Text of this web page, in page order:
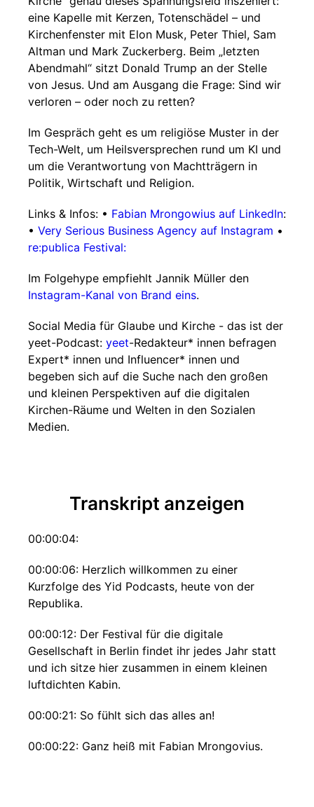
eine Kapelle mit Kerzen, Totenschädel – und
Kirchenfenster mit Elon Musk, Peter Thiel, Sam
Altman und Mark Zuckerberg. Beim „letzten
Abendmahl“ sitzt Donald Trump an der Stelle
von Jesus. Und am Ausgang die Frage: Sind wir
verloren – oder noch zu retten?
Im Gespräch geht es um religiöse Muster in der
Tech-Welt, um Heilsversprechen rund um KI und
um die Verantwortung von Machtträgern in
Politik, Wirtschaft und Religion.
Links & Infos: • Fabian Mrongowius auf LinkedIn:
• Very Serious Business Agency auf Instagram •
re:publica Festival:
Im Folgehype empfiehlt Jannik Müller den
Instagram-Kanal von Brand eins.
Social Media für Glaube und Kirche - das ist der
yeet-Podcast: yeet-Redakteur* innen befragen
Expert* innen und Influencer* innen und
begeben sich auf die Suche nach den großen
und kleinen Perspektiven auf die digitalen
Kirchen-Räume und Welten in den Sozialen
Medien.
Transkript anzeigen
00:00:04:
00:00:06: Herzlich willkommen zu einer
Kurzfolge des Yid Podcasts, heute von der
Republika.
00:00:12: Der Festival für die digitale
Gesellschaft in Berlin findet ihr jedes Jahr statt
und ich sitze hier zusammen in einem kleinen
luftdichten Kabin.
00:00:21: So fühlt sich das alles an!
00:00:22: Ganz heiß mit Fabian Mrongovius.